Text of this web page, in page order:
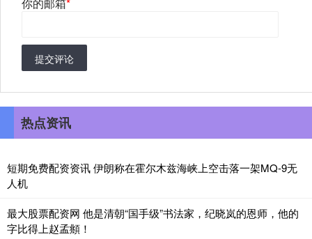
你的邮箱*
提交评论
热点资讯
短期免费配资资讯 伊朗称在霍尔木兹海峡上空击落一架MQ-9无
人机
最大股票配资网 他是清朝“国手级”书法家，纪晓岚的恩师，他的
字比得上赵孟頫！